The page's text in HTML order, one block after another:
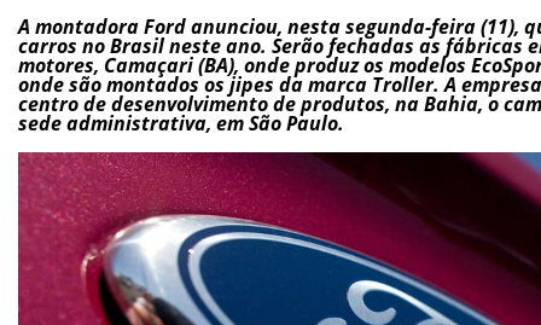
A montadora Ford anunciou, nesta segunda-feira (11),
carros no Brasil neste ano. Serão fechadas as fábricas
motores, Camaçari (BA), onde produz os modelos
onde são montados os jipes da marca Troller. A
centro de desenvolvimento de produtos, na Bahia, o
sede administrativa, em São Paulo.